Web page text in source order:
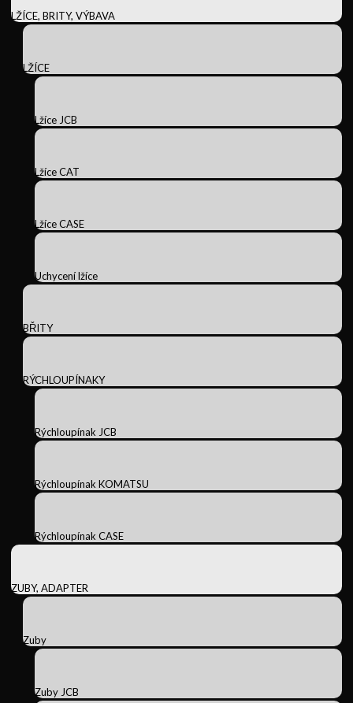
LŽÍCE, BRITY, VÝBAVA
LŽÍCE
Lžíce JCB
Lžíce CAT
Lžíce CASE
Uchycení lžíce
BŘITY
RÝCHLOUPÍNAKY
Rýchloupínak JCB
Rýchloupínak KOMATSU
Rýchloupínak CASE
ZUBY, ADAPTER
Zuby
Zuby JCB